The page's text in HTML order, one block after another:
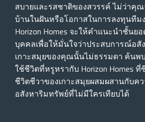
สบายและรสชาติของสวรรค์ ไม่ว่าคุ
บ้านในฝันหรือโอกาสในการลงทุนที
Horizon Homes จะให้คําแนะนําชั้นย
บุคคลเพื่อให้มั่นใจว่าประสบการณ์อ
เกาะสมุยของคุณนั้นไม่ธรรมดา ค้นพ
ใช้ชีวิตที่หรูหรากับ Horizon Homes
ชีวิตชีวาของเกาะสมุยผสมผสานกับค
อสังหาริมทรัพย์ที่ไม่มีใครเทียบได้